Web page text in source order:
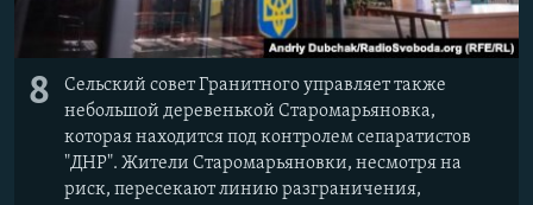
8
Сельский совет Гранитного управляет также
небольшой деревенькой Старомарьяновка,
которая находится под контролем сепаратистов
"ДНР". Жители Старомарьяновки, несмотря на
риск, пересекают линию разграничения,